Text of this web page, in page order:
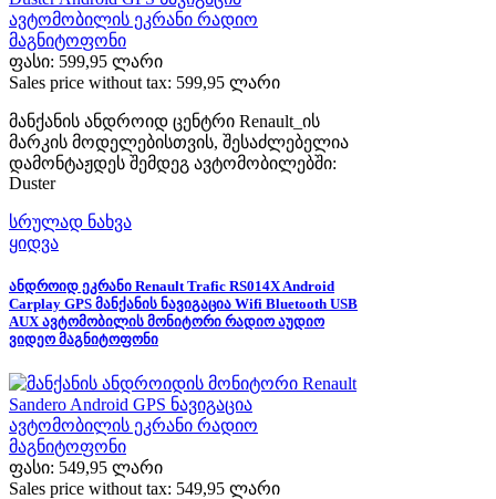
ფასი: 599,95 ლარი
Sales price without tax: 599,95 ლარი
მანქანის ანდროიდ ცენტრი Renault_ის
მარკის მოდელებისთვის, შესაძლებელია
დამონტაჟდეს შემდეგ ავტომობილებში:
Duster
სრულად ნახვა
ყიდვა
ანდროიდ ეკრანი Renault Trafic RS014X Android
Carplay GPS მანქანის ნავიგაცია Wifi Bluetooth USB
AUX ავტომობილის მონიტორი რადიო აუდიო
ვიდეო მაგნიტოფონი
ფასი: 549,95 ლარი
Sales price without tax: 549,95 ლარი